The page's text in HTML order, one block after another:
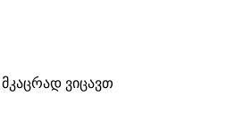
ვიცავთ